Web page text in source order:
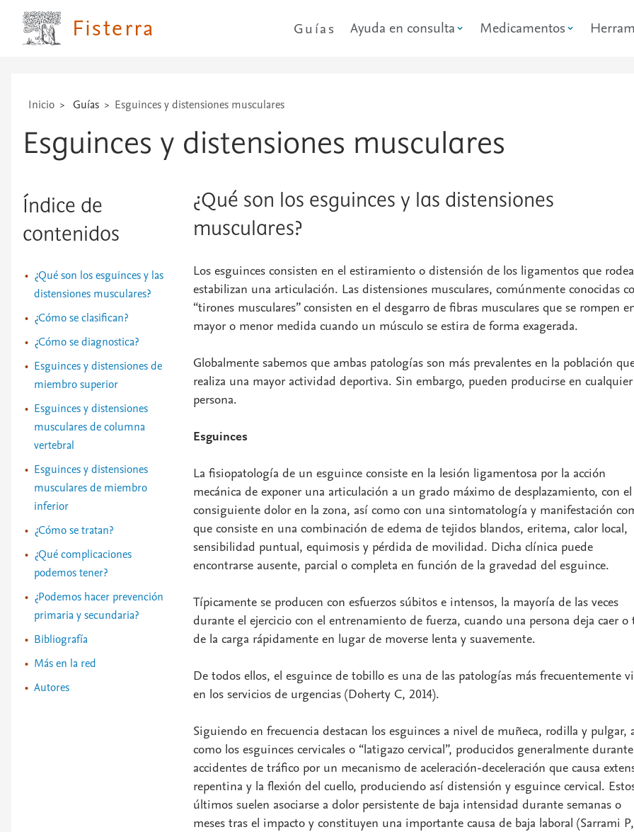
Fisterra Guías Ayuda en consulta Medicamentos
Inicio Guías Esguinces y distensiones musculares
Esguinces y distensiones musculares
Índice de
contenidos
¿Qué son los esguinces y las
distensiones musculares?
¿Cómo se clasifican?
¿Cómo se diagnostica?
Esguinces y distensiones de
miembro superior
Esguinces y distensiones
musculares de columna
vertebral
Esguinces y distensiones
musculares de miembro
inferior
¿Cómo se tratan?
¿Qué complicaciones
podemos tener?
¿Podemos hacer prevención
primaria y secundaria?
Bibliografía
Más en la red
Autores
¿Qué son los esguinces y las distensiones
musculares?
Los esguinces consisten en el estiramiento o distensión de los ligamentos que
estabilizan una articulación. Las distensiones musculares, comúnmente conocidas
“tirones musculares” consisten en el desgarro de fibras musculares que se rompen
mayor o menor medida cuando un músculo se estira de forma exagerada.
Globalmente sabemos que ambas patologías son más prevalentes en la población
realiza una mayor actividad deportiva. Sin embargo, pueden producirse en cualquier
persona.
Esguinces
La fisiopatología de un esguince consiste en la lesión ligamentosa por la acción
mecánica de exponer una articulación a un grado máximo de desplazamiento, con el
consiguiente dolor en la zona, así como con una sintomatología y manifestación
que consiste en una combinación de edema de tejidos blandos, eritema, calor local,
sensibilidad puntual, equimosis y pérdida de movilidad. Dicha clínica puede
encontrarse ausente, parcial o completa en función de la gravedad del esguince.
Típicamente se producen con esfuerzos súbitos e intensos, la mayoría de las veces
durante el ejercicio con el entrenamiento de fuerza, cuando una persona deja caer o
de la carga rápidamente en lugar de moverse lenta y suavemente.
De todos ellos, el esguince de tobillo es una de las patologías más frecuentemente
en los servicios de urgencias (Doherty C, 2014).
Siguiendo en frecuencia destacan los esguinces a nivel de muñeca, rodilla y pulgar,
como los esguinces cervicales o “latigazo cervical”, producidos generalmente durante
accidentes de tráfico por un mecanismo de aceleración-deceleración que causa
repentina y la flexión del cuello, produciendo así distensión y esguince cervical.
últimos suelen asociarse a dolor persistente de baja intensidad durante semanas o
meses tras el impacto y constituyen una importante causa de baja laboral (Sarrami P,